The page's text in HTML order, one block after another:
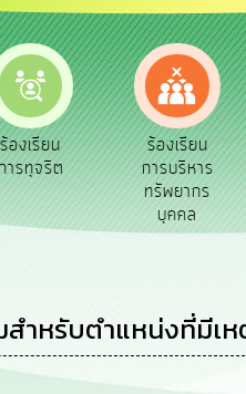
น
ต
ร้องเรียน
การบริหาร
ทรัพยากร
ำหรับตำแหน่งที่มีเ